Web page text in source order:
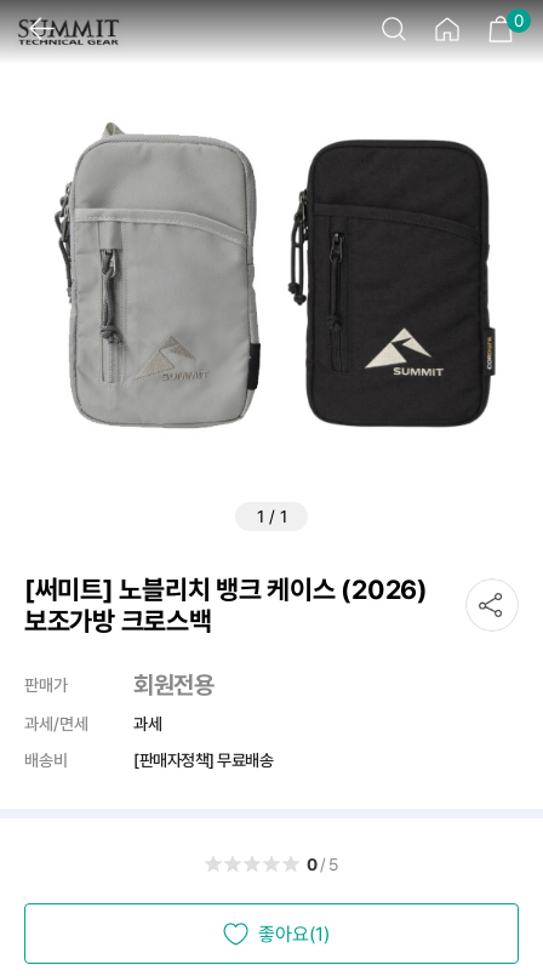
0
1 / 1
[써미트] 노블리치 뱅크 케이스 (2026)
보조가방 크로스백
판매가 회원전용
과세/면세
과세
배송비
[판매자정책] 무료배송
0/5
좋아요(1)